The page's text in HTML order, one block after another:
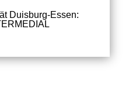
Duisburg-Essen: